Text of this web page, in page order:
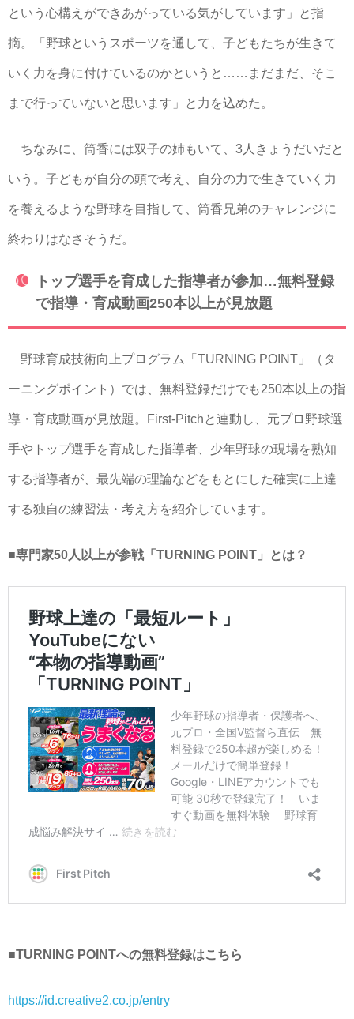
という心構えができあがっている気がしています」と指
摘。「野球というスポーツを通して、子どもたちが生きて
いく力を身に付けているのかというと……まだまだ、そこ
まで行っていないと思います」と力を込めた。
ちなみに、筒香には双子の姉もいて、3人きょうだいだと
いう。子どもが自分の頭で考え、自分の力で生きていく力
を養えるような野球を目指して、筒香兄弟のチャレンジに
終わりはなさそうだ。
トップ選手を育成した指導者が参加…無料登録
で指導・育成動画250本以上が見放題
野球育成技術向上プログラム「TURNING POINT」（タ
ーニングポイント）では、無料登録だけでも250本以上の指
導・育成動画が見放題。First-Pitchと連動し、元プロ野球選
手やトップ選手を育成した指導者、少年野球の現場を熟知
する指導者が、最先端の理論などをもとにした確実に上達
する独自の練習法・考え方を紹介しています。
■専門家50人以上が参戦「TURNING POINT」とは？
■TURNING POINTへの無料登録はこちら
https://id.creative2.co.jp/entry